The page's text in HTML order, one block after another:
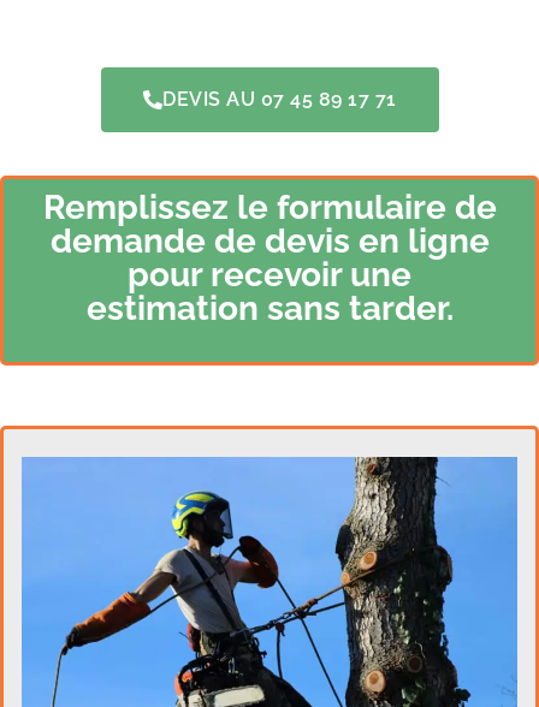
DEVIS AU 07 45 89 17 71
Remplissez le formulaire de
demande de devis en ligne
pour recevoir une
estimation sans tarder.​